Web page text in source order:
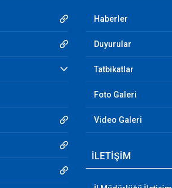
Haberler
Duyurular
Tatbikatlar
Foto Galeri
Video Galeri
İLETİŞİM